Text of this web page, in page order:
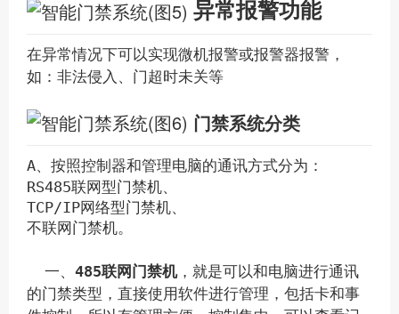
异常报警功能
在异常情况下可以实现微机报警或报警器报警，
如：非法侵入、门超时未关等
门禁系统分类
A、按照控制器和管理电脑的通讯方式分为：
RS485联网型门禁机、
TCP/IP网络型门禁机、
不联网门禁机。
一、 485联网门禁机，就是可以和电脑进行通讯
的门禁类型，直接使用软件进行管理，包括卡和事